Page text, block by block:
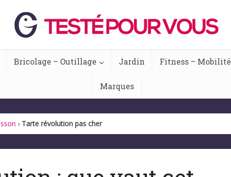
Bricolage – Outillage Jardin Fitness – Mobilité
Marques
› Tarte révolution pas cher